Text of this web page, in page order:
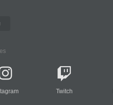
Twitch